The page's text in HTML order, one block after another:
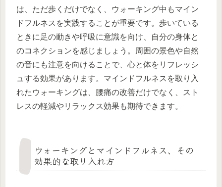
は、ただ歩くだけでなく、ウォーキング中もマイン
ドフルネスを実践することが重要です。歩いている
ときに足の動きや呼吸に意識を向け、自分の身体と
のコネクションを感じましょう。周囲の景色や自然
の音にも注意を向けることで、心と体をリフレッシ
ュする効果があります。マインドフルネスを取り入
れたウォーキングは、腰痛の改善だけでなく、スト
レスの軽減やリラックス効果も期待できます。
ウォーキングとマインドフルネス、その
効果的な取り入れ方